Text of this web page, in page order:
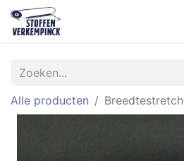
Alle producten